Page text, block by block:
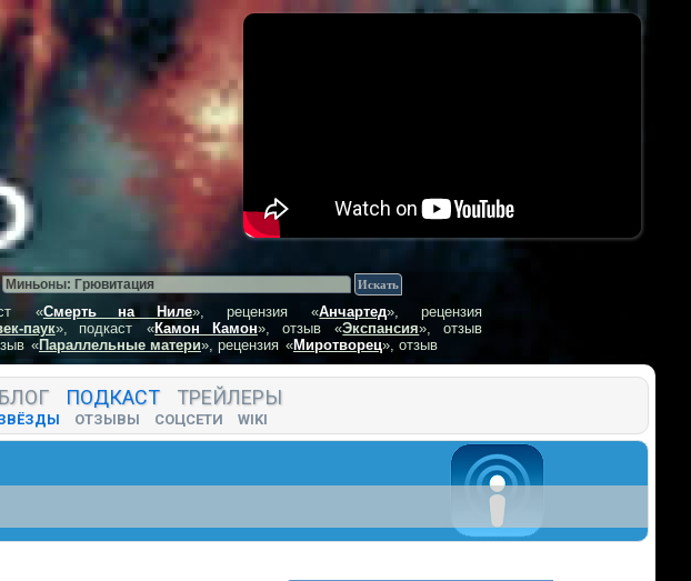
«Смерть на Ниле», рецензия «Анчартед», рецензия
паук», подкаст «Камон Камон», отзыв «Экспансия», отзыв
«Параллельные матери», рецензия «Миротворец», отзыв
БЛОГ ПОДКАСТ ТРЕЙЛЕРЫ
ОТЗЫВЫ СОЦСЕТИ WIKI